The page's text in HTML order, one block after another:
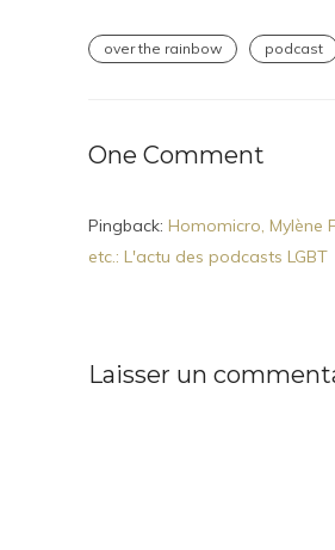
over the rainbow podcast
One Comment
Pingback: Homomicro, Mylène
etc.: L'actu des podcasts LGBT
Laisser un